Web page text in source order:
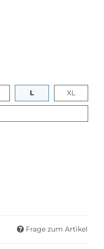
LL XL
Frage zum Artikel